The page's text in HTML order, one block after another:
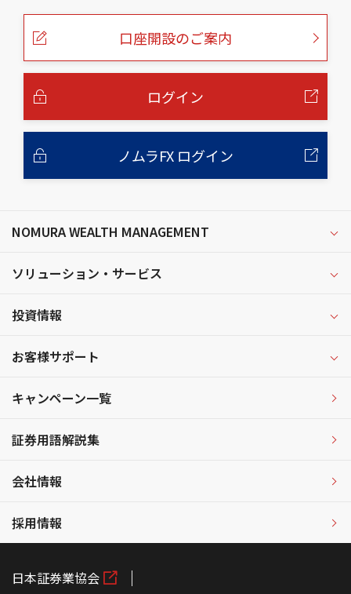
口座開設のご案内
ログイン
ノムラFX ログイン
NOMURA WEALTH MANAGEMENT
ソリューション・サービス
投資情報
お客様サポート
キャンペーン一覧
証券用語解説集
会社情報
採用情報
日本証券業協会